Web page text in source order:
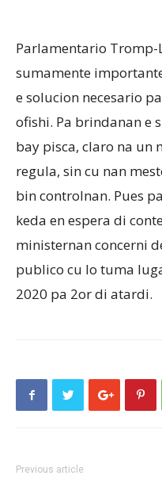
Parlamentario Tromp-
sumamente
e solucion necesario
ofishi. Pa brindanan e
bay pisca, claro na un
regula, sin cu nan
bin controlnan. Pues
keda en espera di
ministernan concerni
publico cu lo tuma
2020 pa 2or di atardi.
Previous article